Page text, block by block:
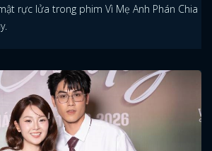
rực lửa trong phim Vì Mẹ Anh Phán Chia